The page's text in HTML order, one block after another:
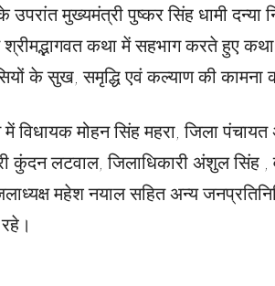
मुख्यमंत्री पुष्कर सिंह धामी
कथा में सहभाग करते हुए
के सुख, समृद्धि एवं कल्याण की कामना
विधायक मोहन सिंह महरा, जिला पंचायत
कुंदन लटवाल, जिलाधिकारी अंशुल
महेश नयाल सहित अन्य